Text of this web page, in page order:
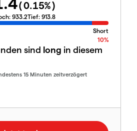
(0.15%)
933.2Tief: 913.8
Short
10%
sind long in diesem
15 Minuten zeitverzögert